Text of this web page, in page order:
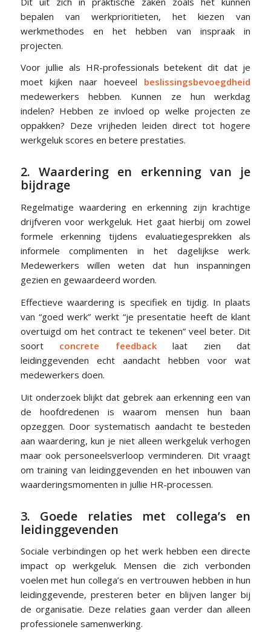
bepalen van werkprioritieten, het kiezen van
werkmethodes en het hebben van inspraak in
projecten.
Voor jullie als HR-professionals betekent dit dat je
moet kijken naar hoeveel beslissingsbevoegdheid
medewerkers hebben. Kunnen ze hun werkdag
indelen? Hebben ze invloed op welke projecten ze
oppakken? Deze vrijheden leiden direct tot hogere
werkgeluk scores en betere prestaties.
2. Waardering en erkenning van je
bijdrage
Regelmatige waardering en erkenning zijn krachtige
drijfveren voor werkgeluk. Het gaat hierbij om zowel
formele erkenning tijdens evaluatiegesprekken als
informele complimenten in het dagelijkse werk.
Medewerkers willen weten dat hun inspanningen
gezien en gewaardeerd worden.
Effectieve waardering is specifiek en tijdig. In plaats
van “goed werk” werkt “je presentatie heeft de klant
overtuigd om het contract te tekenen” veel beter. Dit
soort concrete feedbacklaat zien dat
leidinggevenden echt aandacht hebben voor wat
medewerkers doen.
Uit onderzoek blijkt dat gebrek aan erkenning een van
de hoofdredenen is waarom mensen hun baan
opzeggen. Door systematisch aandacht te besteden
aan waardering, kun je niet alleen werkgeluk verhogen
maar ook personeelsverloop verminderen. Dit vraagt
om training van leidinggevenden en het inbouwen van
waarderingsmomenten in jullie HR-processen.
3. Goede relaties met collega’s en
leidinggevenden
Sociale verbindingen op het werk hebben een directe
impact op werkgeluk. Mensen die zich verbonden
voelen met hun collega’s en vertrouwen hebben in hun
leidinggevende, presteren beter en blijven langer bij
de organisatie. Deze relaties gaan verder dan alleen
professionele samenwerking.